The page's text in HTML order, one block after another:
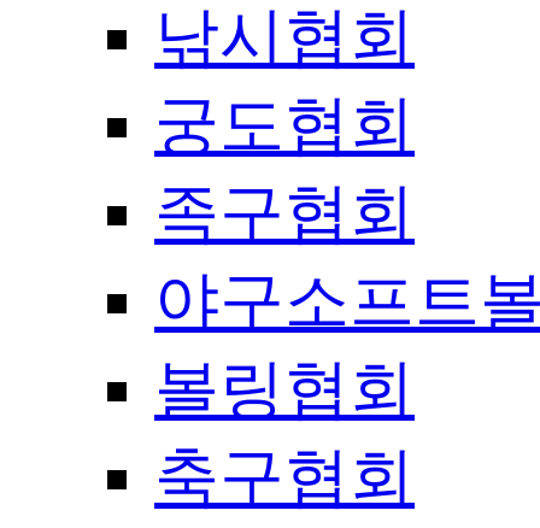
낚시협회
궁도협회
족구협회
야구소프트
볼링협회
축구협회